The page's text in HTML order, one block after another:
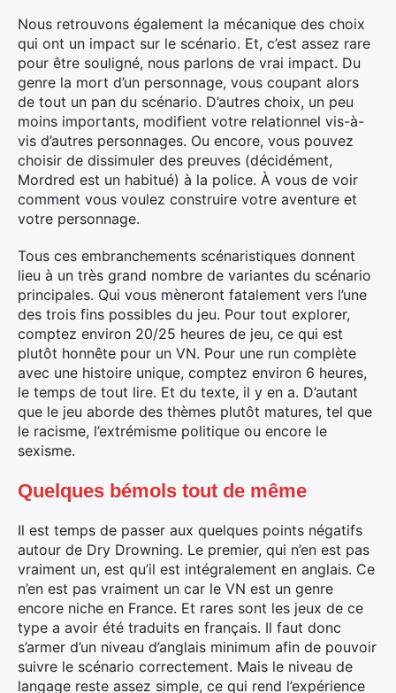
Nous retrouvons également la mécanique des choix
qui ont un impact sur le scénario. Et, c’est assez rare
pour être souligné, nous parlons de vrai impact. Du
genre la mort d’un personnage, vous coupant alors
de tout un pan du scénario. D’autres choix, un peu
moins importants, modifient votre relationnel vis-à-
vis d’autres personnages. Ou encore, vous pouvez
choisir de dissimuler des preuves (décidément,
Mordred est un habitué) à la police. À vous de voir
comment vous voulez construire votre aventure et
votre personnage.
Tous ces embranchements scénaristiques donnent
lieu à un très grand nombre de variantes du scénario
principales. Qui vous mèneront fatalement vers l’une
des trois fins possibles du jeu. Pour tout explorer,
comptez environ 20/25 heures de jeu, ce qui est
plutôt honnête pour un VN. Pour une run complète
avec une histoire unique, comptez environ 6 heures,
le temps de tout lire. Et du texte, il y en a. D’autant
que le jeu aborde des thèmes plutôt matures, tel que
le racisme, l’extrémisme politique ou encore le
sexisme.
Quelques bémols tout de même
Il est temps de passer aux quelques points négatifs
autour de Dry Drowning. Le premier, qui n’en est pas
vraiment un, est qu’il est intégralement en anglais. Ce
n’en est pas vraiment un car le VN est un genre
encore niche en France. Et rares sont les jeux de ce
type a avoir été traduits en français. Il faut donc
s’armer d’un niveau d’anglais minimum afin de pouvoir
suivre le scénario correctement. Mais le niveau de
langage reste assez simple, ce qui rend l’expérience